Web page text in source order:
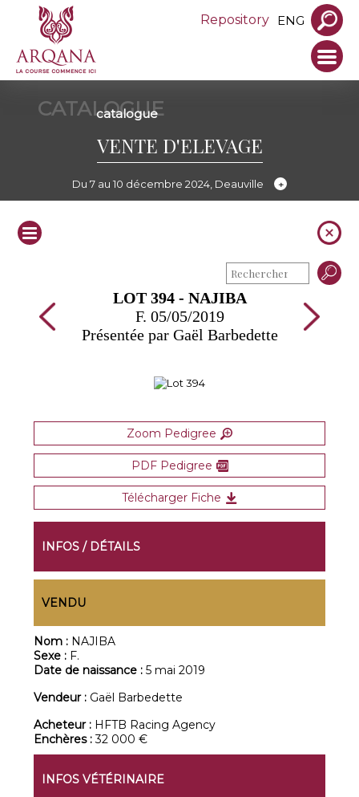
Repository ENG
CATALOGUE
catalogue
VENTE D'ELEVAGE
Du 7 au 10 décembre 2024, Deauville
LOT 394 - NAJIBA
F. 05/05/2019
Présentée par Gaël Barbedette
Zoom Pedigree
PDF Pedigree
Télécharger Fiche
INFOS / DÉTAILS
VENDU
Nom : NAJIBA
Sexe : F.
Date de naissance :5 mai 2019
Vendeur : Gaël Barbedette
Acheteur : HFTB Racing Agency
Enchères :32 000 €
INFOS VÉTÉRINAIRE